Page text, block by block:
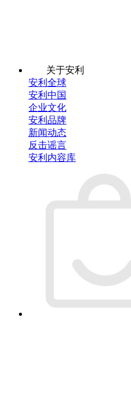
关于安利
安利全球
安利中国
企业文化
安利品牌
新闻动态
反击谣言
安利内容库